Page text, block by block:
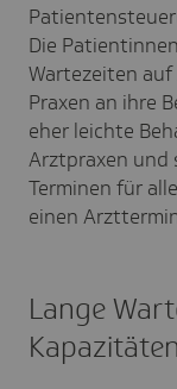
Die
Wartezeiten
Praxen an ihre
eher leichte
Arztpraxen und
Terminen für
einen
Lange
Kapazitäten